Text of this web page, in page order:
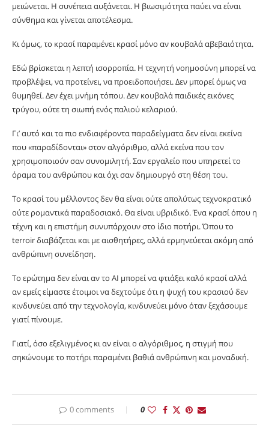
μειώνεται. Η συνέπεια αυξάνεται. Η βιωσιμότητα παύει να είναι
σύνθημα και γίνεται αποτέλεσμα.
Κι όμως, το κρασί παραμένει κρασί μόνο αν κουβαλά αβεβαιότητα.
Εδώ βρίσκεται η λεπτή ισορροπία. Η τεχνητή νοημοσύνη μπορεί να
προβλέψει, να προτείνει, να προειδοποιήσει. Δεν μπορεί όμως να
θυμηθεί. Δεν έχει μνήμη τόπου. Δεν κουβαλά παιδικές εικόνες
τρύγου, ούτε τη σιωπή ενός παλιού κελαριού.
Γι’ αυτό και τα πιο ενδιαφέροντα παραδείγματα δεν είναι εκείνα
που «παραδίδονται» στον αλγόριθμο, αλλά εκείνα που τον
χρησιμοποιούν σαν συνομιλητή. Σαν εργαλείο που υπηρετεί το
όραμα του ανθρώπου και όχι σαν δημιουργό στη θέση του.
Το κρασί του μέλλοντος δεν θα είναι ούτε απολύτως τεχνοκρατικό
ούτε ρομαντικά παραδοσιακό. Θα είναι υβριδικό. Ένα κρασί όπου η
τέχνη και η επιστήμη συνυπάρχουν στο ίδιο ποτήρι. Όπου το
terroir διαβάζεται και με αισθητήρες, αλλά ερμηνεύεται ακόμη από
ανθρώπινη συνείδηση.
Το ερώτημα δεν είναι αν το AI μπορεί να φτιάξει καλό κρασί αλλά
αν εμείς είμαστε έτοιμοι να δεχτούμε ότι η ψυχή του κρασιού δεν
κινδυνεύει από την τεχνολογία, κινδυνεύει μόνο όταν ξεχάσουμε
γιατί πίνουμε.
Γιατί, όσο εξελιγμένος κι αν είναι ο αλγόριθμος, η στιγμή που
σηκώνουμε το ποτήρι παραμένει βαθιά ανθρώπινη και μοναδική.
0 comments 0